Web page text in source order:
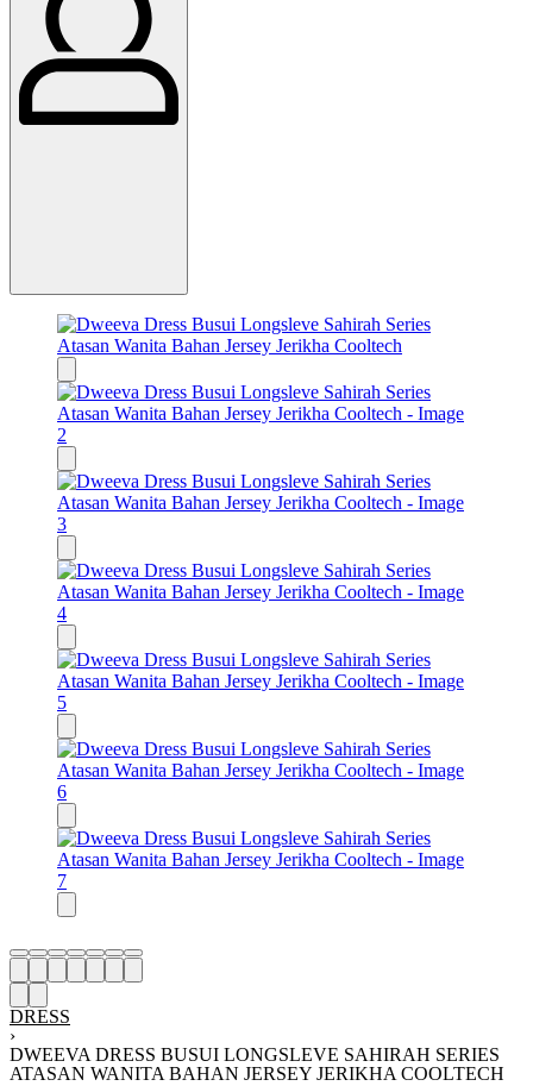
DRESS
›
DWEEVA DRESS BUSUI LONGSLEVE SAHIRAH SERIES
ATASAN WANITA BAHAN JERSEY JERIKHA COOLTECH